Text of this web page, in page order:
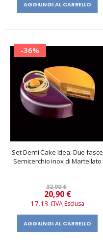
AGGIUNGI AL CARRELLO
-36%
Set Demi Cake Idea: Due fasce
Semicerchio inox di Martellato
32,90 €
Prezzo
speciale
20,90 €
17,13 €
AGGIUNGI AL CARRELLO